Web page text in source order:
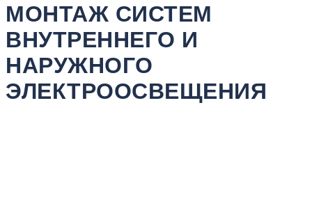
МОНТАЖ СИСТЕМ
ВНУТРЕННЕГО И
НАРУЖНОГО
ЭЛЕКТРООСВЕЩЕНИЯ